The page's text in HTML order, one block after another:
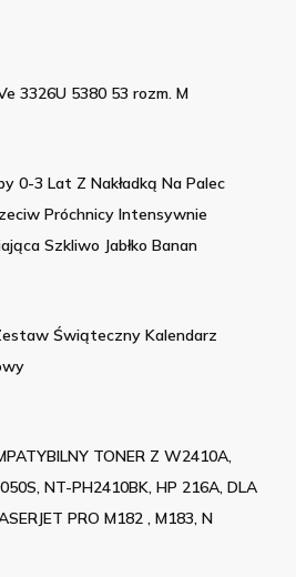
3326U 5380 53 rozm. M
0-3 Lat Z Nakładką Na Palec
Próchnicy Intensywnie
Szkliwo Jabłko Banan
Świąteczny Kalendarz
TONER Z W2410A,
NT-PH2410BK, HP 216A, DLA
PRO M182 , M183, N